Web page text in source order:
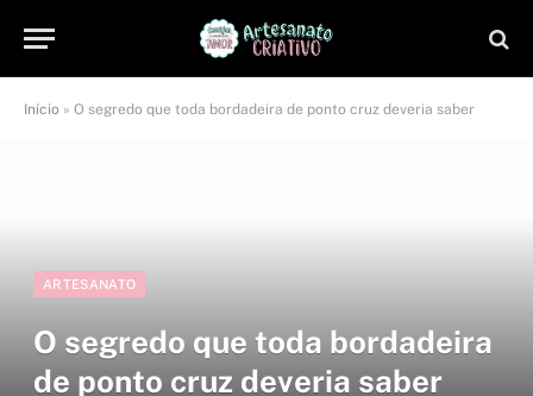
Início » O segredo que toda bordadeira de ponto cruz deveria saber
ARTESANATO
O segredo que toda bordadeira
de ponto cruz deveria saber